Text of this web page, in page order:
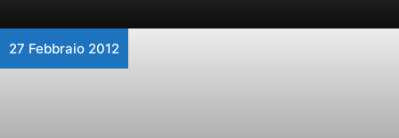
27 Febbraio 2012